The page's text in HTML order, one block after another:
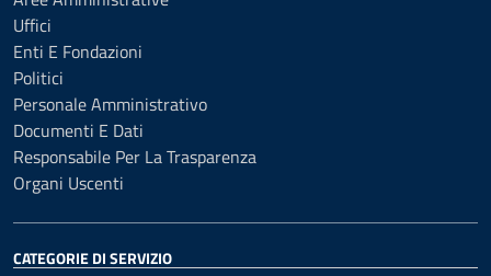
Uffici
Enti E Fondazioni
Politici
Personale Amministrativo
Documenti E Dati
Responsabile Per La Trasparenza
Organi Uscenti
CATEGORIE DI SERVIZIO